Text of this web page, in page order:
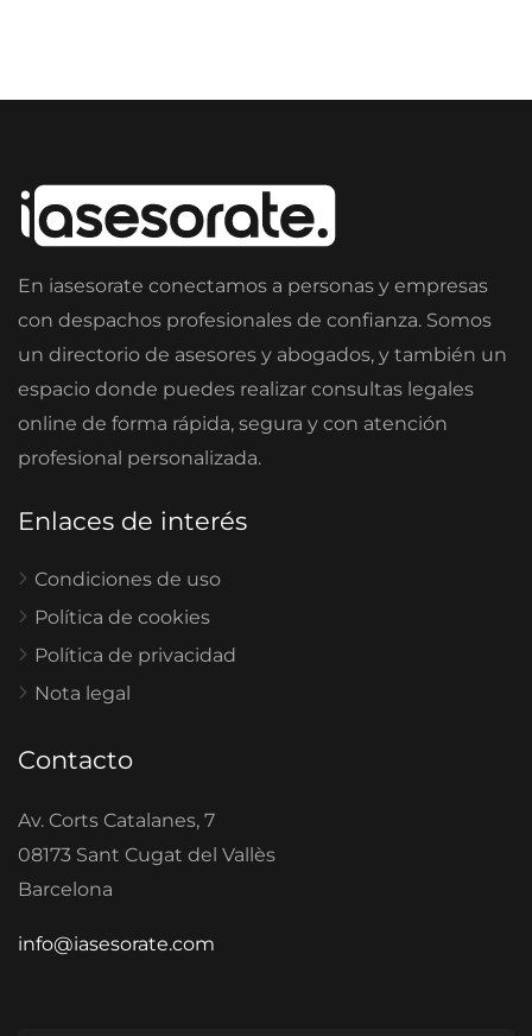
En iasesorate conectamos a personas y empresas
con despachos profesionales de confianza. Somos
un directorio de asesores y abogados, y también un
espacio donde puedes realizar consultas legales
online de forma rápida, segura y con atención
profesional personalizada.
Enlaces de interés
Condiciones de uso
Política de cookies
Política de privacidad
Nota legal
Contacto
Av. Corts Catalanes, 7
08173 Sant Cugat del Vallès
Barcelona
info@iasesorate.com